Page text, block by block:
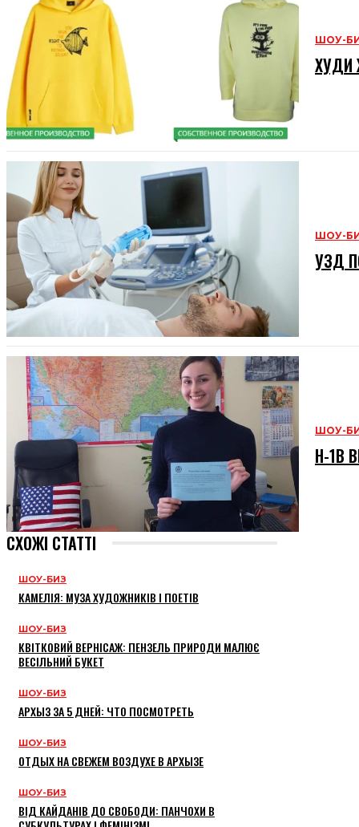
ШОУ-
ХУДИ
ШОУ-
УЗД
ШОУ-
H-1B
СХОЖІ СТАТТІ
ШОУ-БИЗ
КАМЕЛІЯ: МУЗА ХУДОЖНИКІВ І ПОЕТІВ
ШОУ-БИЗ
КВІТКОВИЙ ВЕРНІСАЖ: ПЕНЗЕЛЬ ПРИРОДИ МАЛЮЄ
ВЕСІЛЬНИЙ БУКЕТ
ШОУ-БИЗ
АРХЫЗ ЗА 5 ДНЕЙ: ЧТО ПОСМОТРЕТЬ
ШОУ-БИЗ
ОТДЫХ НА СВЕЖЕМ ВОЗДУХЕ В АРХЫЗЕ
ШОУ-БИЗ
ВІД КАЙДАНІВ ДО СВОБОДИ: ПАНЧОХИ В